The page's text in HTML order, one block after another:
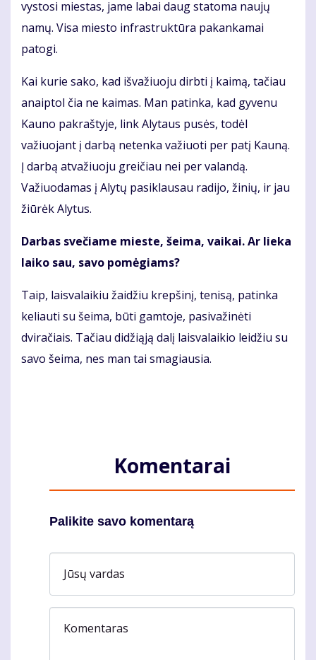
vystosi miestas, jame labai daug statoma naujų
namų. Visa miesto infrastruktūra pakankamai
patogi.
Kai kurie sako, kad išvažiuoju dirbti į kaimą, tačiau
anaiptol čia ne kaimas. Man patinka, kad gyvenu
Kauno pakraštyje, link Alytaus pusės, todėl
važiuojant į darbą netenka važiuoti per patį Kauną.
Į darbą atvažiuoju greičiau nei per valandą.
Važiuodamas į Alytų pasiklausau radijo, žinių, ir jau
žiūrėk Alytus.
Darbas svečiame mieste, šeima, vaikai. Ar lieka
laiko sau, savo pomėgiams?
Taip, laisvalaikiu žaidžiu krepšinį, tenisą, patinka
keliauti su šeima, būti gamtoje, pasivažinėti
dviračiais. Tačiau didžiąją dalį laisvalaikio leidžiu su
savo šeima, nes man tai smagiausia.
Komentarai
Palikite savo komentarą
Jūsų vardas
Komentaras